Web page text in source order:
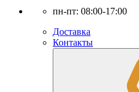
пн-пт: 08:00-17:00
Доставка
Контакты